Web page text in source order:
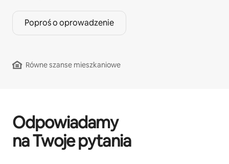
Poproś o oprowadzenie
Równe szanse mieszkaniowe
Odpowiadamy
na Twoje pytania